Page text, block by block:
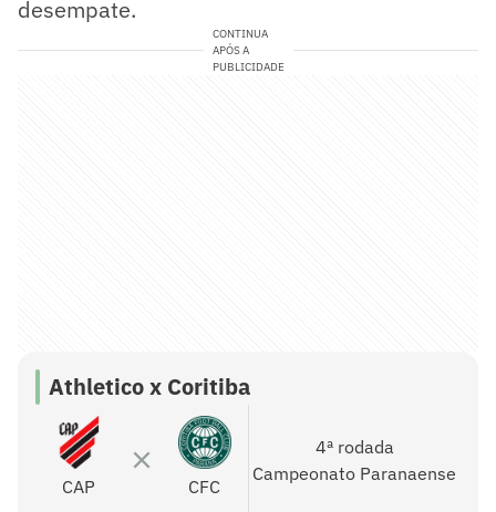
desempate.
CONTINUA
APÓS A
PUBLICIDADE
Athletico x Coritiba
CAP CFC
4ª rodada
Campeonato Paranaense